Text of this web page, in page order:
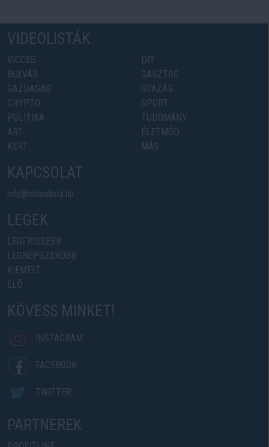
VIDEOLISTÁK
VICCES
BULVÁR
GAZDASÁG
CRYPTO
POLITIKA
ART
KERT
DIY
GASZTRO
UTAZÁS
SPORT
TUDOMÁNY
ÉLETMÓD
MÁS
KAPCSOLAT
info@videolista.hu
LEGEK
LEGFRISSEBB
LEGNÉPSZERŰBB
KIEMELT
ÉLŐ
KÖVESS MINKET!
INSTAGRAM
FACEBOOK
TWITTER
PARTNEREK